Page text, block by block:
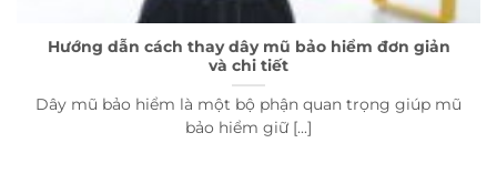
Hướng dẫn cách thay dây mũ bảo hiểm đơn giản
và chi tiết
Dây mũ bảo hiểm là một bộ phận quan trọng giúp mũ
bảo hiểm giữ [...]